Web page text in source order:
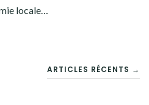
locale…
ARTICLES RÉCENTS →